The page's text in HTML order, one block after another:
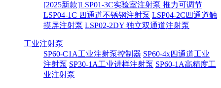
[2025新款]LSP01-3C实验室注射泵 推力可调节
LSP04-1C 四通道不锈钢注射泵 LSP04-2C四通道触
摸屏注射泵 LSP02-2DY 独立双通道注射泵
工业注射泵
SP60-C1A工业注射泵控制器 SP60-4x四通道工业
注射泵 SP30-1A工业进样注射泵 SP60-1A高精度工
业注射泵